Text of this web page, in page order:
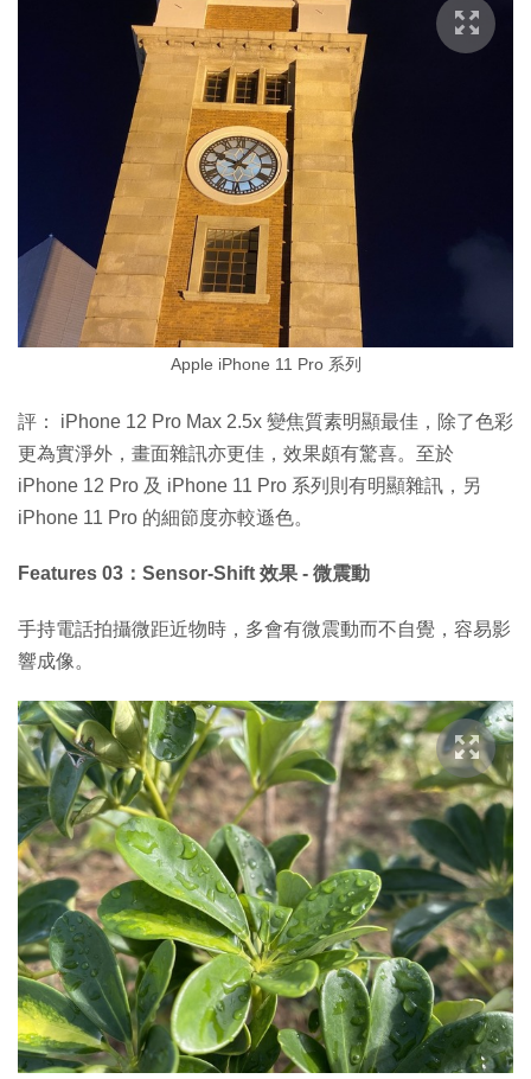
Apple iPhone 11 Pro 系列
評： iPhone 12 Pro Max 2.5x 變焦質素明顯最佳，除了色彩
更為實淨外，畫面雜訊亦更佳，效果頗有驚喜。至於
iPhone 12 Pro 及 iPhone 11 Pro 系列則有明顯雜訊，另
iPhone 11 Pro 的細節度亦較遜色。
Features 03：Sensor-Shift 效果 - 微震動
手持電話拍攝微距近物時，多會有微震動而不自覺，容易影
響成像。